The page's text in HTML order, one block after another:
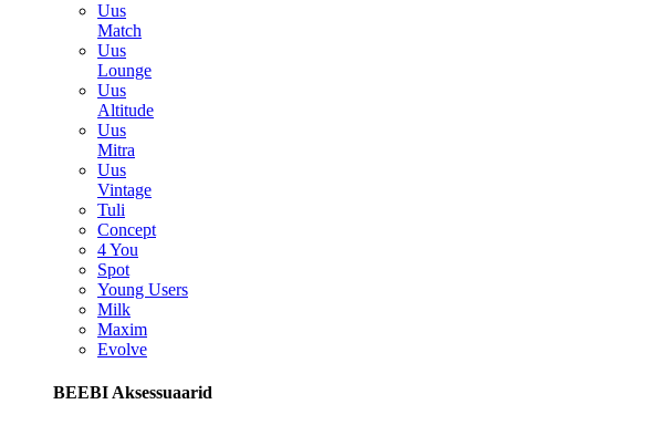
Uus
Match
Uus
Lounge
Uus
Altitude
Uus
Mitra
Uus
Vintage
Tuli
Concept
4 You
Spot
Young Users
Milk
Maxim
Evolve
BEEBI Aksessuaarid